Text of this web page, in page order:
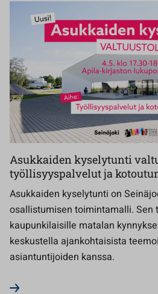
Asukkaiden kyselytunti
työllisyyspalvelut ja
Asukkaiden kyselytunti on
osallistumisen toimintamalli. Sen
kaupunkilaisille matalan
keskustella ajankohtaisista
asiantuntijoiden kanssa.